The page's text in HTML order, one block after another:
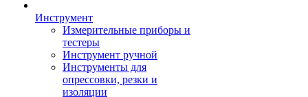
Инструмент
Измерительные приборы и
тестеры
Инструмент ручной
Инструменты для
опрессовки, резки и
изоляции